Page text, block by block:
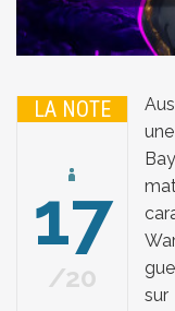
LA NOTE
17
20